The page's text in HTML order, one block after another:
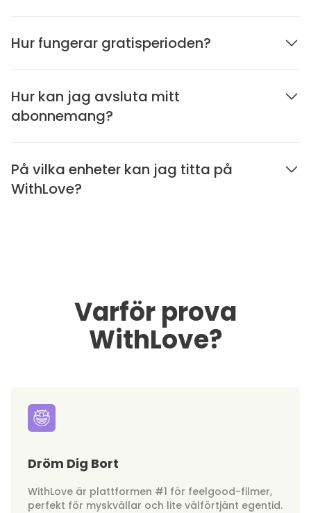
Hur fungerar gratisperioden?
Hur kan jag avsluta mitt
abonnemang?
På vilka enheter kan jag titta på
WithLove?
Varför prova
WithLove?
Dröm Dig Bort
WithLove är plattformen #1 för feelgood-filmer,
perfekt för myskvällar och lite välförtjänt egentid.